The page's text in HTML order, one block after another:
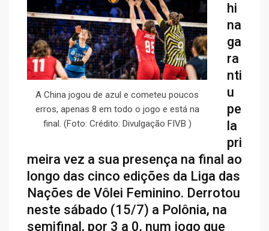
A China jogou de azul e cometeu poucos
erros, apenas 8 em todo o jogo e está na
final. (Foto: Crédito: Divulgação FIVB )
hi
na
ga
ra
nti
u
pe
la
pri
meira vez a sua presença na final ao
longo das cinco edições da Liga das
Nações de Vôlei Feminino. Derrotou
neste sábado (15/7) a Polônia, na
semifinal, por 3 a 0, num jogo que